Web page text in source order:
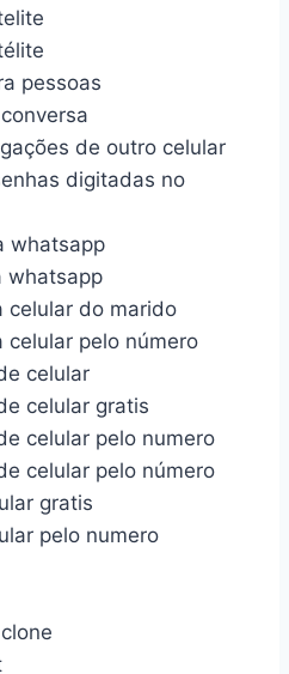
pessoas
de outro celular
digitadas no
whatsapp
whatsapp
celular do marido
celular pelo número
celular
celular gratis
celular pelo numero
celular pelo número
gratis
pelo numero